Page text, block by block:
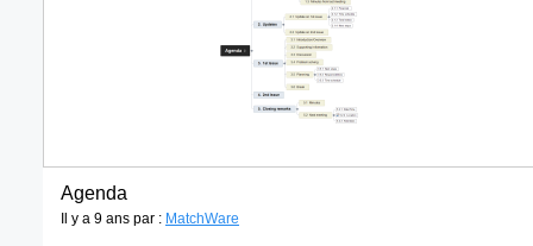
Agenda
Il y a 9 ans par : MatchWare